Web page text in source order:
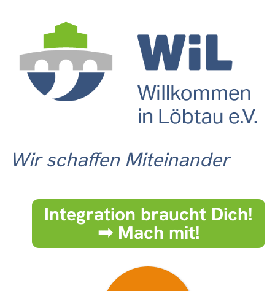
Wir schaffen Miteinander
Integration braucht Dich!
➟ Mach mit!